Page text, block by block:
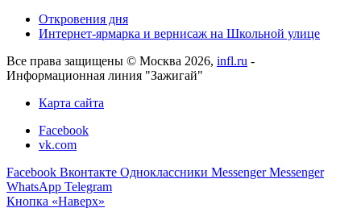
Откровения дня
Интернет-ярмарка и вернисаж на Школьной улице
Все права защищены © Москва 2026, infl.ru -
Информационная линия "Зажигай"
Карта сайта
Facebook
vk.com
Facebook Вконтакте Одноклассники Messenger Messenger
WhatsApp Telegram
Кнопка «Наверх»